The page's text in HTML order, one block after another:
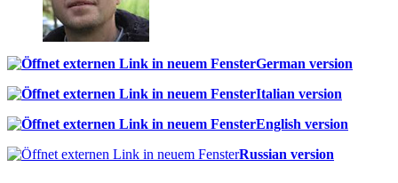
German version
Italian version
English version
Russian version